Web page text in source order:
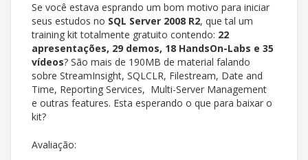
Se você estava esprando um bom motivo para iniciar
seus estudos no SQL Server 2008 R2, que tal um
training kit totalmente gratuito contendo: 22
apresentações, 29 demos, 18 HandsOn-Labs e 35
vídeos? São mais de 190MB de material falando
sobre StreamInsight, SQLCLR, Filestream, Date and
Time, Reporting Services, Multi-Server Management
e outras features. Esta esperando o que para baixar o
kit?
Avaliação: